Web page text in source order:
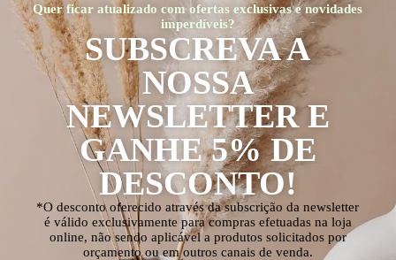
Quer ficar atualizado com ofertas exclusivas e novidades
imperdíveis?
SUBSCREVA A
NOSSA
NEWSLETTER E
GANHE 5% DE
DESCONTO!
*O desconto oferecido através da subscrição da newsletter
é válido exclusivamente para compras efetuadas na loja
online, não sendo aplicável a produtos solicitados por
orçamento ou em outros canais de venda.